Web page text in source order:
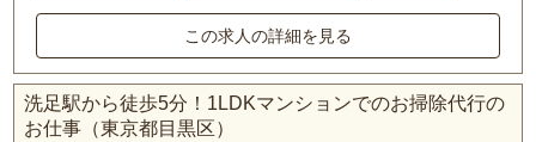
この求人の詳細を見る
洗足駅から徒歩5分！1LDKマンションでのお掃除代行の
お仕事（東京都目黒区）